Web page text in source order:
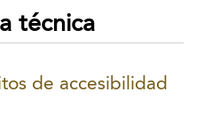
técnica
de accesibilidad